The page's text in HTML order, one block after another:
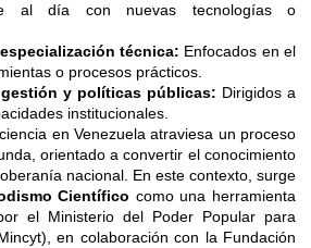
al día con nuevas tecnologías o
técnica: Enfocados en el
o procesos prácticos.
y políticas públicas: Dirigidos a
institucionales.
en Venezuela atraviesa un proceso
orientado a convertir el conocimiento
nacional. En este contexto, surge
Científico como una herramienta
el Ministerio del Poder Popular para
en colaboración con la Fundación